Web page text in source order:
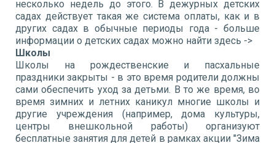
несколько недель до этого. В дежурных детских
садах действует такая же система оплаты, как и в
других садах в обычные периоды года - больше
информации о детских садах можно найти здесь ->
Школы
Школы на рождественские и пасхальные
праздники закрыты - в это время родители должны
сами обеспечить уход за детьми. В то же время, во
время зимних и летних каникул многие школы и
другие учреждения (например, дома культуры,
центры внешкольной работы) организуют
бесплатные занятия для детей в рамках акции "Зима